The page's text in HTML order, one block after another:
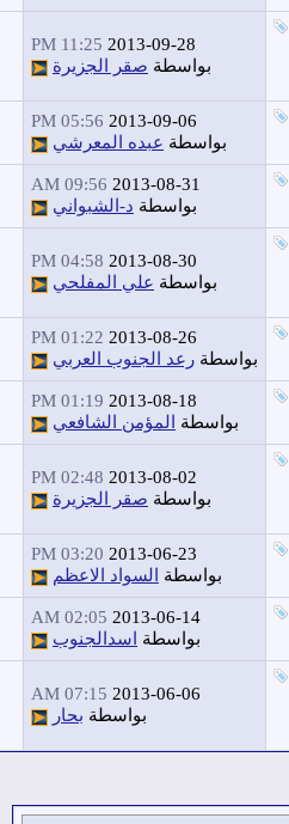
2013-09-28
11:25 PM
بواسطة صقر الجزيرة
2013-09-06
05:56 PM
بواسطة عبده المعرشي
2013-08-31
09:56 AM
بواسطة د-الشبواني
2013-08-30
04:58 PM
بواسطة علي المفلحي
2013-08-26
01:22 PM
بواسطة رعد الجنوب العربي
2013-08-18
01:19 PM
بواسطة
المؤمن الشافعي
2013-08-02
02:48 PM
بواسطة صقر الجزيرة
2013-06-23
03:20 PM
بواسطة
السواد الاعظم
2013-06-14
02:05 AM
بواسطة
اسدالجنوب
2013-06-06
07:15 AM
بواسطة بحار